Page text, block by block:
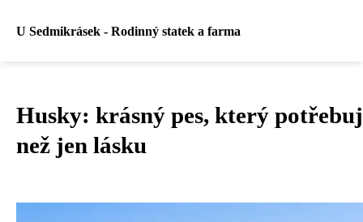
U Sedmikrásek - Rodinný statek a farma
Husky: krásný pes, který
než jen lásku